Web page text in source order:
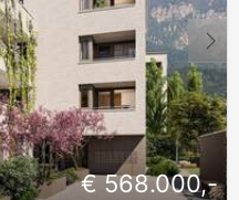
€ 568.000,-